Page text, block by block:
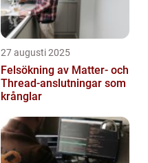
27 augusti 2025
Felsökning av Matter‑ och
Thread‑anslutningar som
krånglar